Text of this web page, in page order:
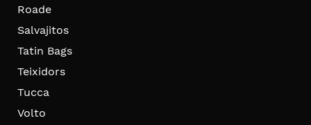
Roade
Salvajitos
Tatin Bags
Teixidors
Tucca
Volto